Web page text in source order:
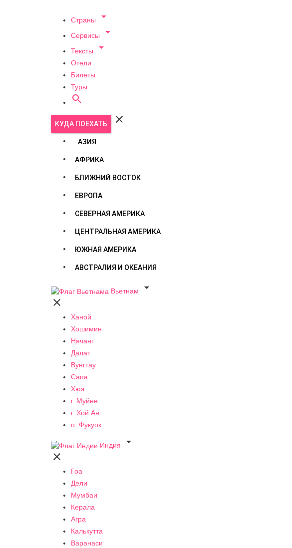
Страны 
Сервисы 
Тексты 
Отели
Билеты
Туры

КУДА ПОЕХАТЬ 
АЗИЯ
АФРИКА
БЛИЖНИЙ ВОСТОК
ЕВРОПА
СЕВЕРНАЯ АМЕРИКА
ЦЕНТРАЛЬНАЯ АМЕРИКА
ЮЖНАЯ АМЕРИКА
АВСТРАЛИЯ И ОКЕАНИЯ
Вьетнам


Ханой
Хошимин
Нячанг
Далат
Вунгтау
Сапа
Хюэ
г. Муйне
г. Хой Ан
о. Фукуок
Индия


Гоа
Дели
Мумбаи
Керала
Агра
Калькутта
Варанаси